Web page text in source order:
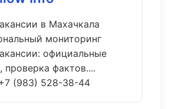
в Махачкала
мониторинг
официальные
проверка фактов....
(983) 528-38-44